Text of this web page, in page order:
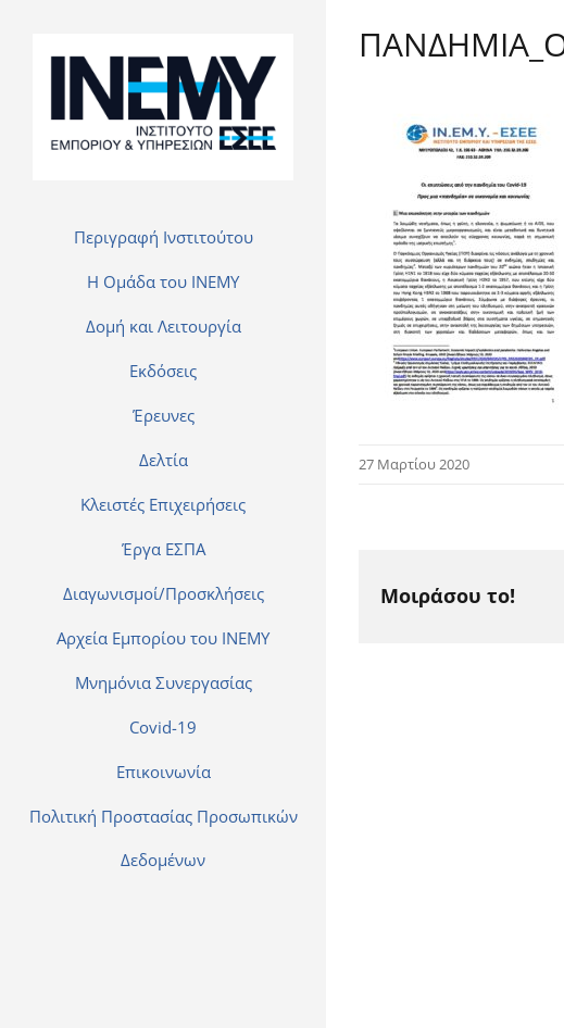
Περιγραφή Ινστιτούτου
H Ομάδα του INEMY
Δομή και Λειτουργία
Εκδόσεις
Έρευνες
Δελτία
Κλειστές Επιχειρήσεις
Έργα ΕΣΠΑ
Διαγωνισμοί/Προσκλήσεις
Αρχεία Εμπορίου του ΙΝΕΜΥ
Μνημόνια Συνεργασίας
Covid-19
Επικοινωνία
Πολιτική Προστασίας Προσωπικών
Δεδομένων
27 Μαρτίου 2020
Μοιράσου το!